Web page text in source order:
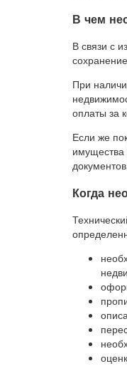
В чем
В связи с
При
оплаты за
Если же
имущества
Когда